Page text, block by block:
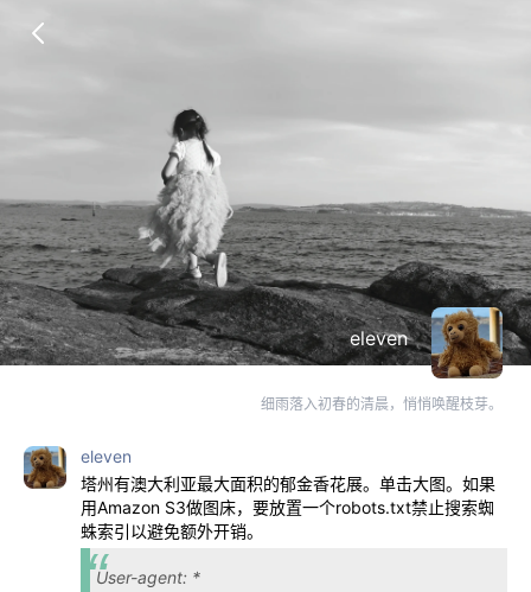
eleven
细雨落入初春的清晨，悄悄唤醒枝芽。
eleven
塔州有澳大利亚最大面积的郁金香花展。单击大图。如果
用Amazon S3做图床，要放置一个robots.txt禁止搜索蜘
蛛索引以避免额外开销。
User-agent: *